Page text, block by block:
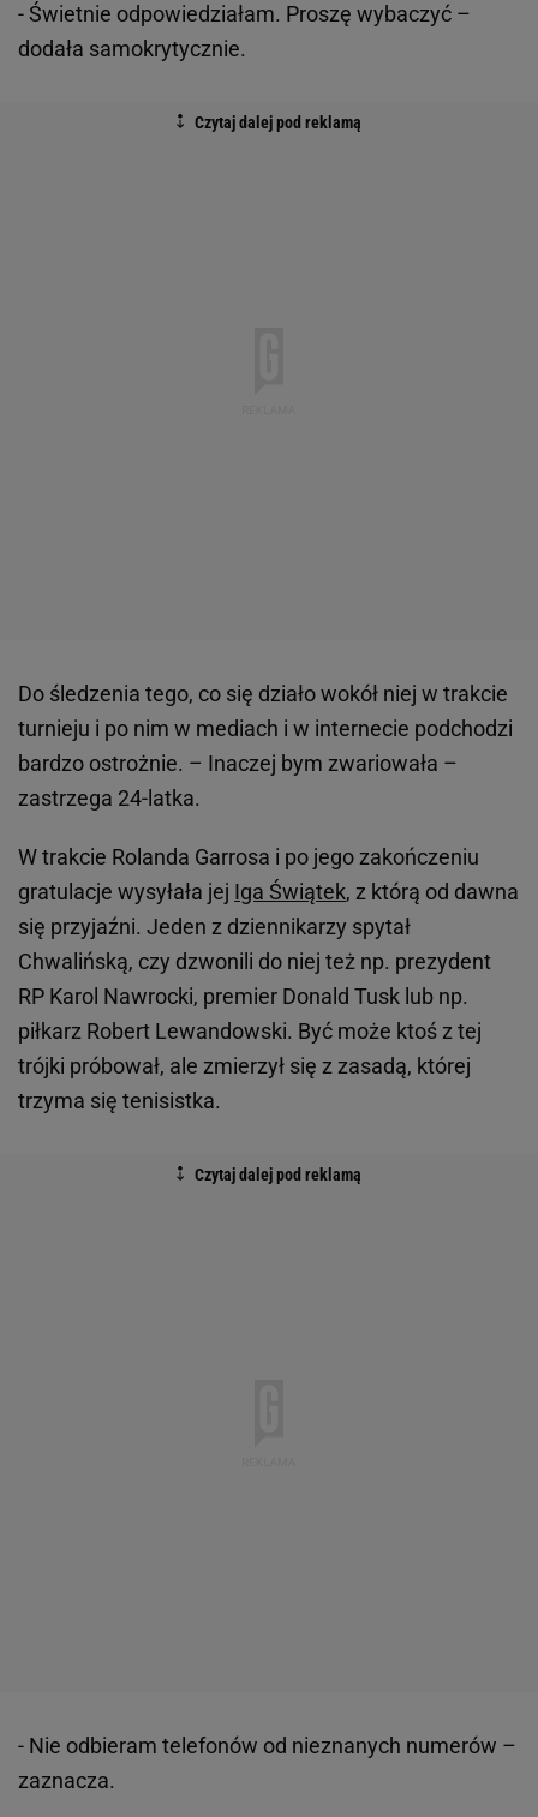
- Świetnie odpowiedziałam. Proszę wybaczyć –
dodała samokrytycznie.
Do śledzenia tego, co się działo wokół niej w trakcie
turnieju i po nim w mediach i w internecie podchodzi
bardzo ostrożnie. – Inaczej bym zwariowała –
zastrzega 24-latka.
W trakcie Rolanda Garrosa i po jego zakończeniu
gratulacje wysyłała jej Iga Świątek, z którą od dawna
się przyjaźni. Jeden z dziennikarzy spytał
Chwalińską, czy dzwonili do niej też np. prezydent
RP Karol Nawrocki, premier Donald Tusk lub np.
piłkarz Robert Lewandowski. Być może ktoś z tej
trójki próbował, ale zmierzył się z zasadą, której
trzyma się tenisistka.
- Nie odbieram telefonów od nieznanych numerów –
zaznacza.